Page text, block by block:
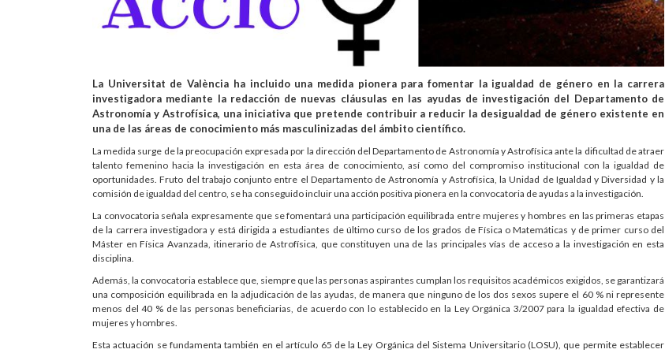
La Universitat de València ha incluido una medida pionera para fomentar la igualdad de género en la carrera
investigadora mediante la redacción de nuevas cláusulas en las ayudas de investigación del Departamento de
Astronomía y Astrofísica, una iniciativa que pretende contribuir a reducir la desigualdad de género existente en
una de las áreas de conocimiento más masculinizadas del ámbito científico.
La medida surge de la preocupación expresada por la dirección del Departamento de Astronomía y Astrofísica ante la dificultad de atraer
talento femenino hacia la investigación en esta área de conocimiento, así como del compromiso institucional con la igualdad de
oportunidades. Fruto del trabajo conjunto entre el Departamento de Astronomía y Astrofísica, la Unidad de Igualdad y Diversidad y la
comisión de igualdad del centro, se ha conseguido incluir una acción positiva pionera en la convocatoria de ayudas a la investigación.
La convocatoria señala expresamente que se fomentará una participación equilibrada entre mujeres y hombres en las primeras etapas
de la carrera investigadora y está dirigida a estudiantes de último curso de los grados de Física o Matemáticas y de primer curso del
Máster en Física Avanzada, itinerario de Astrofísica, que constituyen una de las principales vías de acceso a la investigación en esta
disciplina.
Además, la convocatoria establece que, siempre que las personas aspirantes cumplan los requisitos académicos exigidos, se garantizará
una composición equilibrada en la adjudicación de las ayudas, de manera que ninguno de los dos sexos supere el 60 % ni represente
menos del 40 % de las personas beneficiarias, de acuerdo con lo establecido en la Ley Orgánica 3/2007 para la igualdad efectiva de
mujeres y hombres.
Esta actuación se fundamenta también en el artículo 65 de la Ley Orgánica del Sistema Universitario (LOSU), que permite establecer